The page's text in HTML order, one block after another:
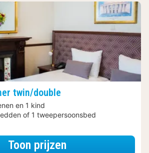
twin/double
en 1 kind
of 1 tweepersoonsbed
Toon prijzenvoor Diner